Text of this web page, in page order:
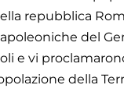
repubblica
del
e vi
della